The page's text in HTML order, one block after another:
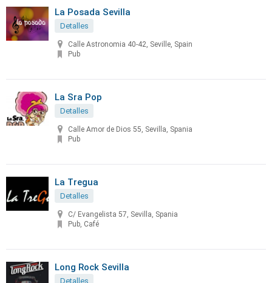
La Posada Sevilla
Detalles
Calle Astronomia 40-42, Seville, Spain
Pub
La Sra Pop
Detalles
Calle Amor de Dios 55, Sevilla, Spania
Pub
La Tregua
Detalles
C/ Evangelista 57, Sevilla, Spania
Pub, Café
Long Rock Sevilla
Detalles